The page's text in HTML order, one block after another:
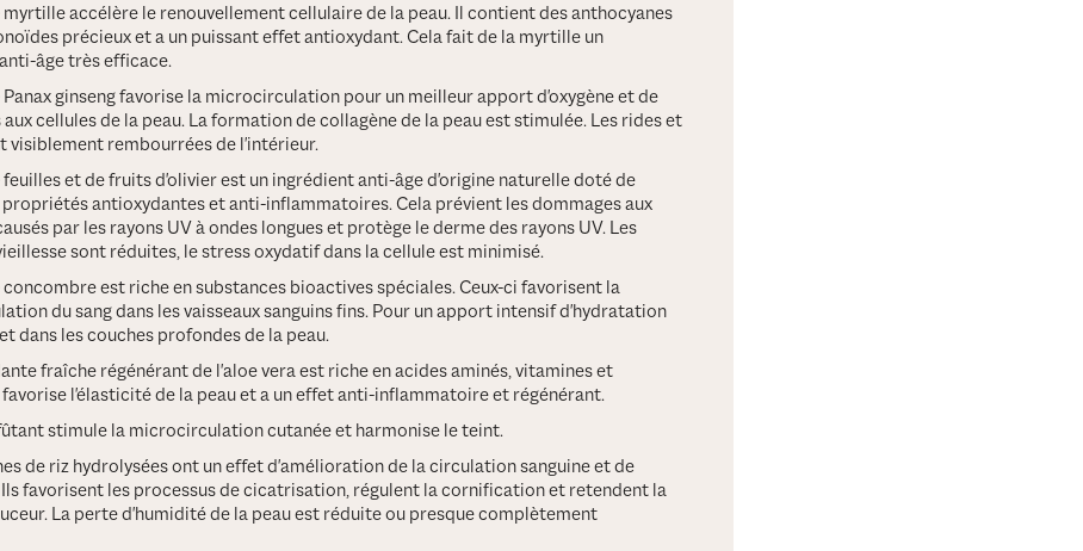
myrtille accélère le renouvellement cellulaire de la peau. Il contient des anthocyanes
précieux et a un puissant effet antioxydant. Cela fait de la myrtille un
âge très efficace.
ginseng favorise la microcirculation pour un meilleur apport d'oxygène et de
cellules de la peau. La formation de collagène de la peau est stimulée. Les rides et
visiblement rembourrées de l'intérieur.
feuilles et de fruits d'olivier est un ingrédient anti-âge d'origine naturelle doté de
antioxydantes et anti-inflammatoires. Cela prévient les dommages aux
par les rayons UV à ondes longues et protège le derme des rayons UV. Les
sont réduites, le stress oxydatif dans la cellule est minimisé.
est riche en substances bioactives spéciales. Ceux-ci favorisent la
du sang dans les vaisseaux sanguins fins. Pour un apport intensif d'hydratation
dans les couches profondes de la peau.
fraîche régénérant de l'aloe vera est riche en acides aminés, vitamines et
favorise l'élasticité de la peau et a un effet anti-inflammatoire et régénérant.
stimule la microcirculation cutanée et harmonise le teint.
de riz hydrolysées ont un effet d'amélioration de la circulation sanguine et de
favorisent les processus de cicatrisation, régulent la cornification et retendent la
La perte d'humidité de la peau est réduite ou presque complètement